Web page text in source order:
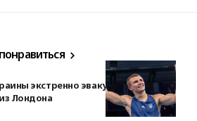
экстренно эвакуирует
Лондона